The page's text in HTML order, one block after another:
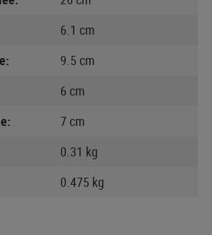
6.1 cm
9.5 cm
6 cm
7 cm
0.31 kg
0.475 kg